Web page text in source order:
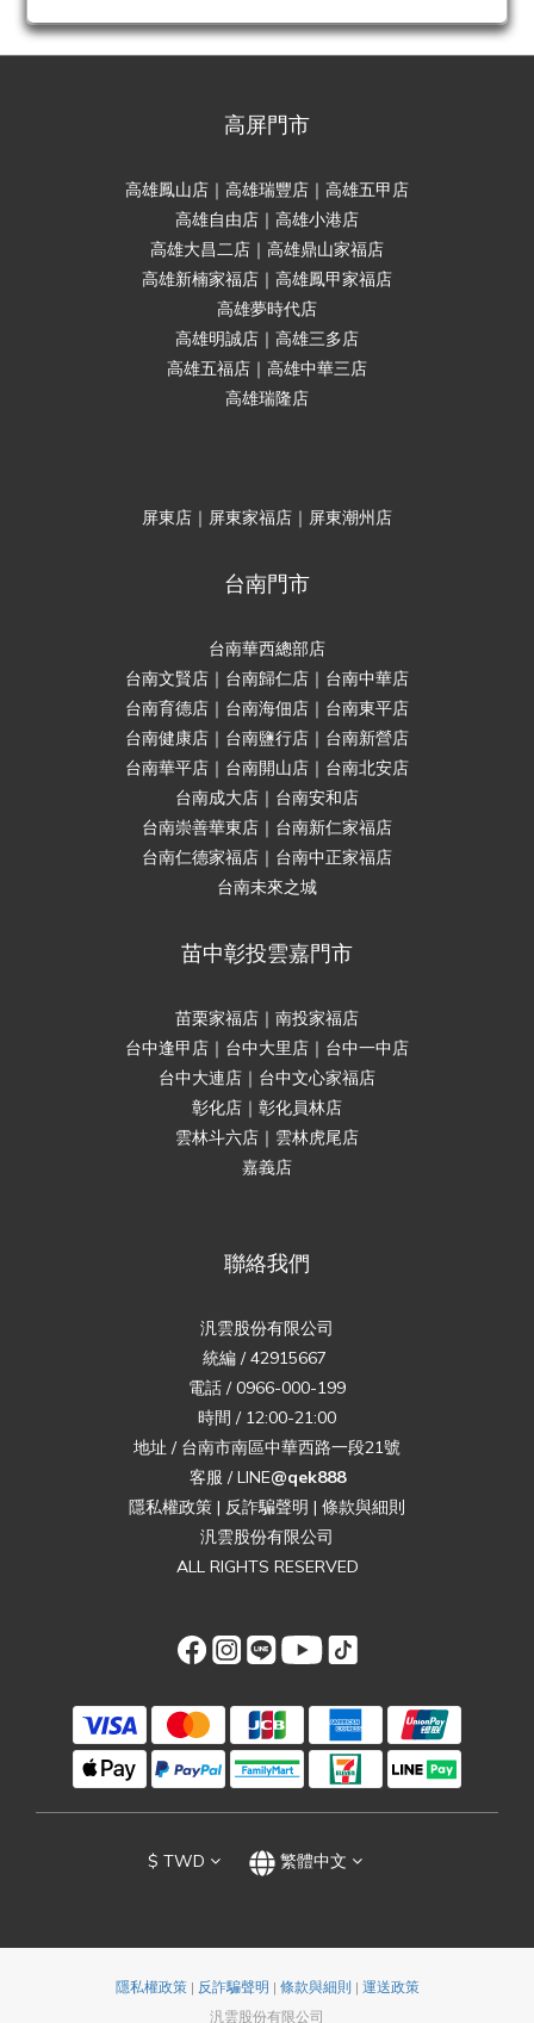
高屏門市
高雄鳳山店｜高雄瑞豐店｜高雄五甲店
高雄自由店｜高雄小港店
高雄大昌二店｜高雄鼎山家福店
高雄新楠家福店｜高雄鳳甲家福店
高雄夢時代店
高雄明誠店｜高雄三多店
高雄五福店｜高雄中華三店
高雄瑞隆店
屏東店｜屏東家福店｜屏東潮州店
台南門市
台南華西總部店
台南文賢店｜台南歸仁店｜台南中華店
台南育德店｜台南海佃店｜台南東平店
台南健康店｜台南鹽行店｜台南新營店
台南華平店｜台南開山店｜台南北安店
台南成大店｜台南安和店
台南崇善華東店｜台南新仁家福店
台南仁德家福店｜台南中正家福店
台南未來之城
苗中彰投雲嘉門市
苗栗家福店｜南投家福店
台中逢甲店｜台中大里店｜台中一中店
台中大連店｜台中文心家福店
彰化店｜彰化員林店
雲林斗六店｜雲林虎尾店
嘉義店
聯絡我們
汎雲股份有限公司
統編 / 42915667
電話 / 0966-000-199
時間 / 12:00-21:00
地址 / 台南市南區中華西路一段21號
客服 / LINE@qek888
隱私權政策 | 反詐騙聲明 | 條款與細則
汎雲股份有限公司
ALL RIGHTS RESERVED
$ TWD 繁體中文
隱私權政策| 反詐騙聲明 | 條款與細則 | 運送政策
汎雲股份有限公司